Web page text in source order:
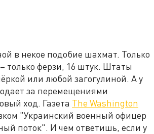
в некое подобие шахмат. Только
только ферзи, 16 штук. Штаты
или любой загогулиной. А у
за перемещениями
ход. Газета The Washington
"Украинский военный офицер
поток". И чем ответишь, если у